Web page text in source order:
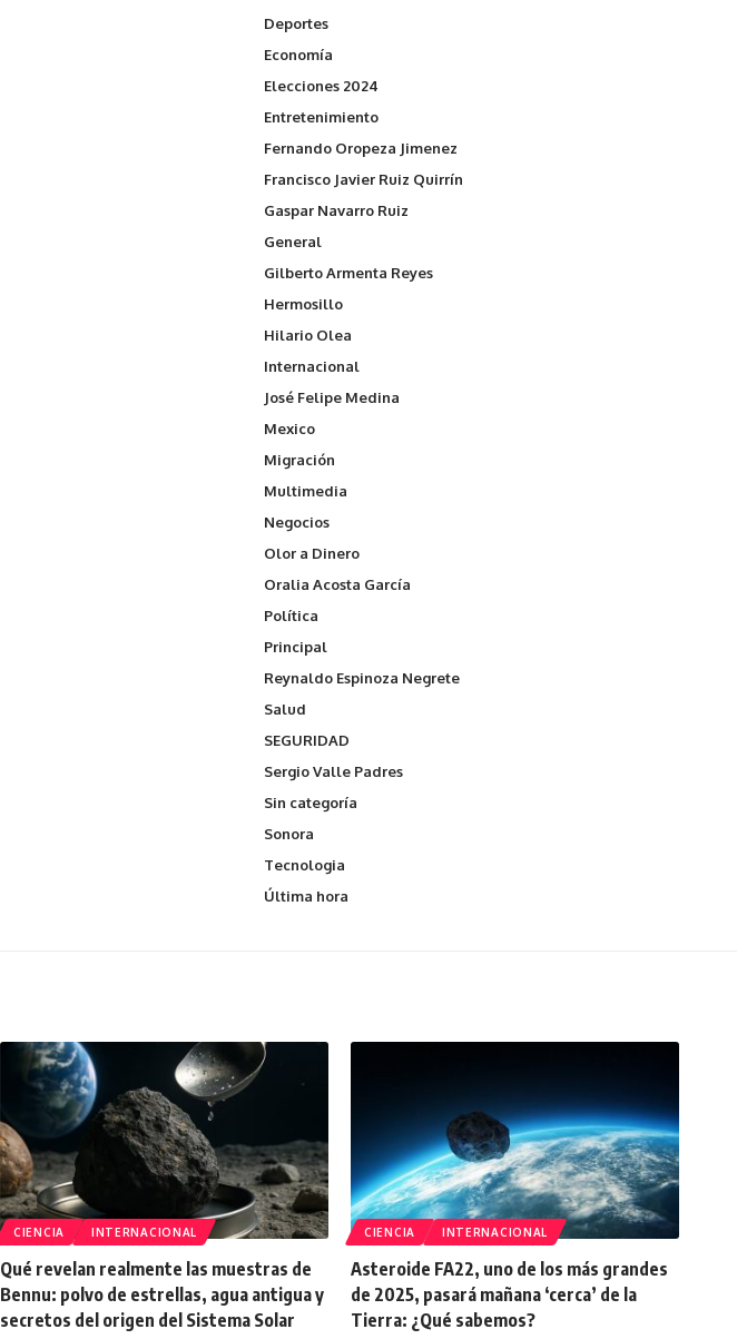
Deportes
Economía
Elecciones 2024
Entretenimiento
Fernando Oropeza Jimenez
Francisco Javier Ruiz Quirrín
Gaspar Navarro Ruiz
General
Gilberto Armenta Reyes
Hermosillo
Hilario Olea
Internacional
José Felipe Medina
Mexico
Migración
Multimedia
Negocios
Olor a Dinero
Oralia Acosta García
Política
Principal
Reynaldo Espinoza Negrete
Salud
SEGURIDAD
Sergio Valle Padres
Sin categoría
Sonora
Tecnologia
Última hora
CIENCIA INTERNACIONAL
Qué revelan realmente las muestras de
Bennu: polvo de estrellas, agua antigua y
secretos del origen del Sistema Solar
CIENCIA INTERNACIONAL
Asteroide FA22, uno de los más grandes
de 2025, pasará mañana ‘cerca’ de la
Tierra: ¿Qué sabemos?